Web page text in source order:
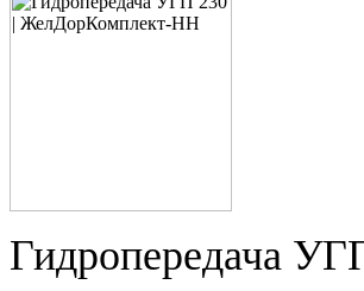
Гидропередача